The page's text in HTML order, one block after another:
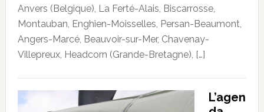
Anvers (Belgique), La Ferté-Alais, Biscarrosse,
Montauban, Enghien-Moisselles, Persan-Beaumont,
Angers-Marcé, Beauvoir-sur-Mer, Chavenay-
Villepreux, Headcorn (Grande-Bretagne), […]
L’agen